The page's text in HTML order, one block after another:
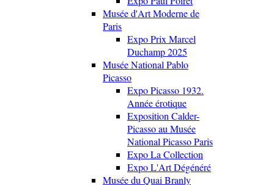
Musée d'Art Moderne de
Paris
Expo Prix Marcel
Duchamp 2025
Musée National Pablo
Picasso
Expo Picasso 1932.
Année érotique
Exposition Calder-
Picasso au Musée
National Picasso Paris
Expo La Collection
Expo L'Art Dégénéré
Musée du Quai Branly